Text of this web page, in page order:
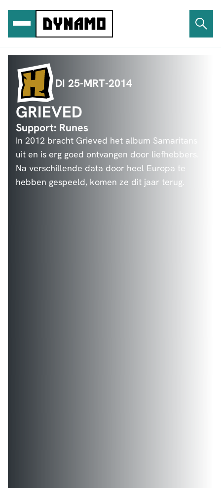
inhoud
DI 25-MRT-2014
GRIEVED
Support: Runes
In 2012 bracht Grieved het album Samaritans
uit en is erg goed ontvangen door liefhebbers.
Na verschillende data door heel Europa te
hebben gespeeld, komen ze dit jaar terug.